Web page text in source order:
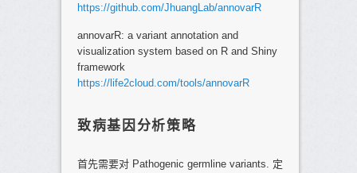
https://github.com/JhuangLab/annovarR
annovarR: a variant annotation and
visualization system based on R and Shiny
framework
https://life2cloud.com/tools/annovarR
致病基因分析策略
首先需要对 Pathogenic germline variants. 定